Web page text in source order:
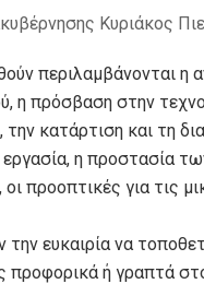
Κυριάκος
περιλαμβάνονται η
η πρόσβαση στην
κατάρτιση και τη
η προστασία
προοπτικές για τις
την ευκαιρία να
προφορικά ή γραπτά